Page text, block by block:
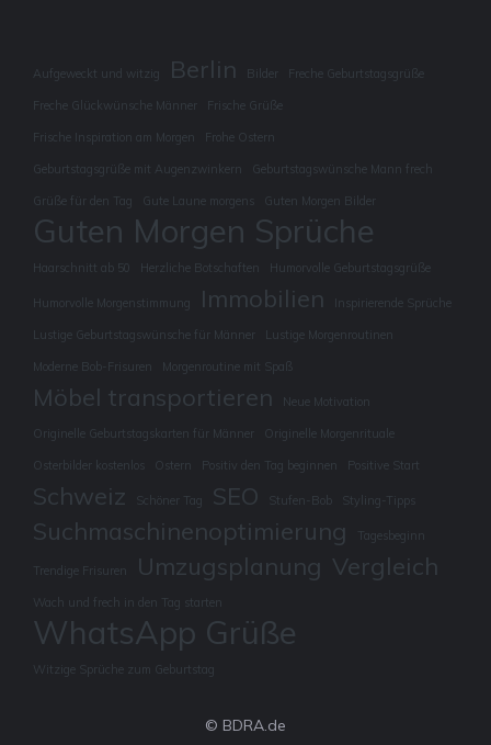
Aufgeweckt und witzig Berlin Bilder Freche Geburtstagsgrüße
Freche Glückwünsche Männer Frische Grüße
Frische Inspiration am Morgen Frohe Ostern
Geburtstagsgrüße mit Augenzwinkern Geburtstagswünsche Mann frech
Grüße für den Tag Gute Laune morgens Guten Morgen Bilder
Guten Morgen Sprüche
Haarschnitt ab 50 Herzliche Botschaften Humorvolle Geburtstagsgrüße
Humorvolle Morgenstimmung Immobilien Inspirierende Sprüche
Lustige Geburtstagswünsche für Männer Lustige Morgenroutinen
Moderne Bob-Frisuren Morgenroutine mit Spaß
Möbel transportieren Neue Motivation
Originelle Geburtstagskarten für Männer Originelle Morgenrituale
Osterbilder kostenlos Ostern Positiv den Tag beginnen Positive Start
Schweiz Schöner Tag SEO Stufen-Bob Styling-Tipps
Suchmaschinenoptimierung Tagesbeginn
Trendige Frisuren Umzugsplanung Vergleich
Wach und frech in den Tag starten
WhatsApp Grüße
Witzige Sprüche zum Geburtstag
© BDRA.de